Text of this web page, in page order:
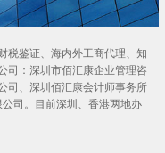
税鉴证、海内外工商代理、知
司：深圳市佰汇康企业管理咨
司、深圳佰汇康会计师事务所
公司。目前深圳、香港两地办